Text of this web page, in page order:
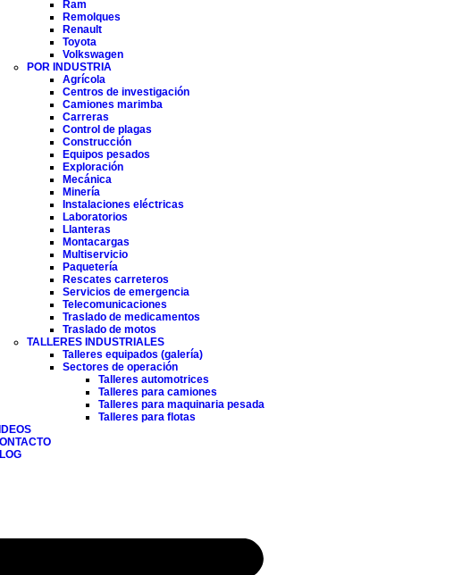
Ram
Remolques
Renault
Toyota
Volkswagen
POR INDUSTRIA
Agrícola
Centros de investigación
Camiones marimba
Carreras
Control de plagas
Construcción
Equipos pesados
Exploración
Mecánica
Minería
Instalaciones eléctricas
Laboratorios
Llanteras
Montacargas
Multiservicio
Paquetería
Rescates carreteros
Servicios de emergencia
Telecomunicaciones
Traslado de medicamentos
Traslado de motos
TALLERES INDUSTRIALES
Talleres equipados (galería)
Sectores de operación
Talleres automotrices
Talleres para camiones
Talleres para maquinaria pesada
Talleres para flotas